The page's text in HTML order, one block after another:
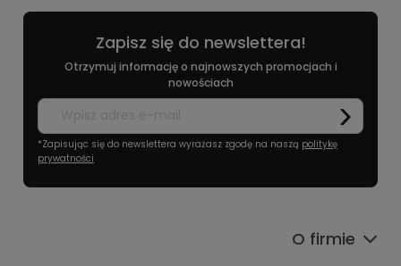
Zapisz się do newslettera!
Otrzymuj informację o najnowszych promocjach i
nowościach
*Zapisując się do newslettera wyrażasz zgodę na naszą politykę
prywatności
O firmie